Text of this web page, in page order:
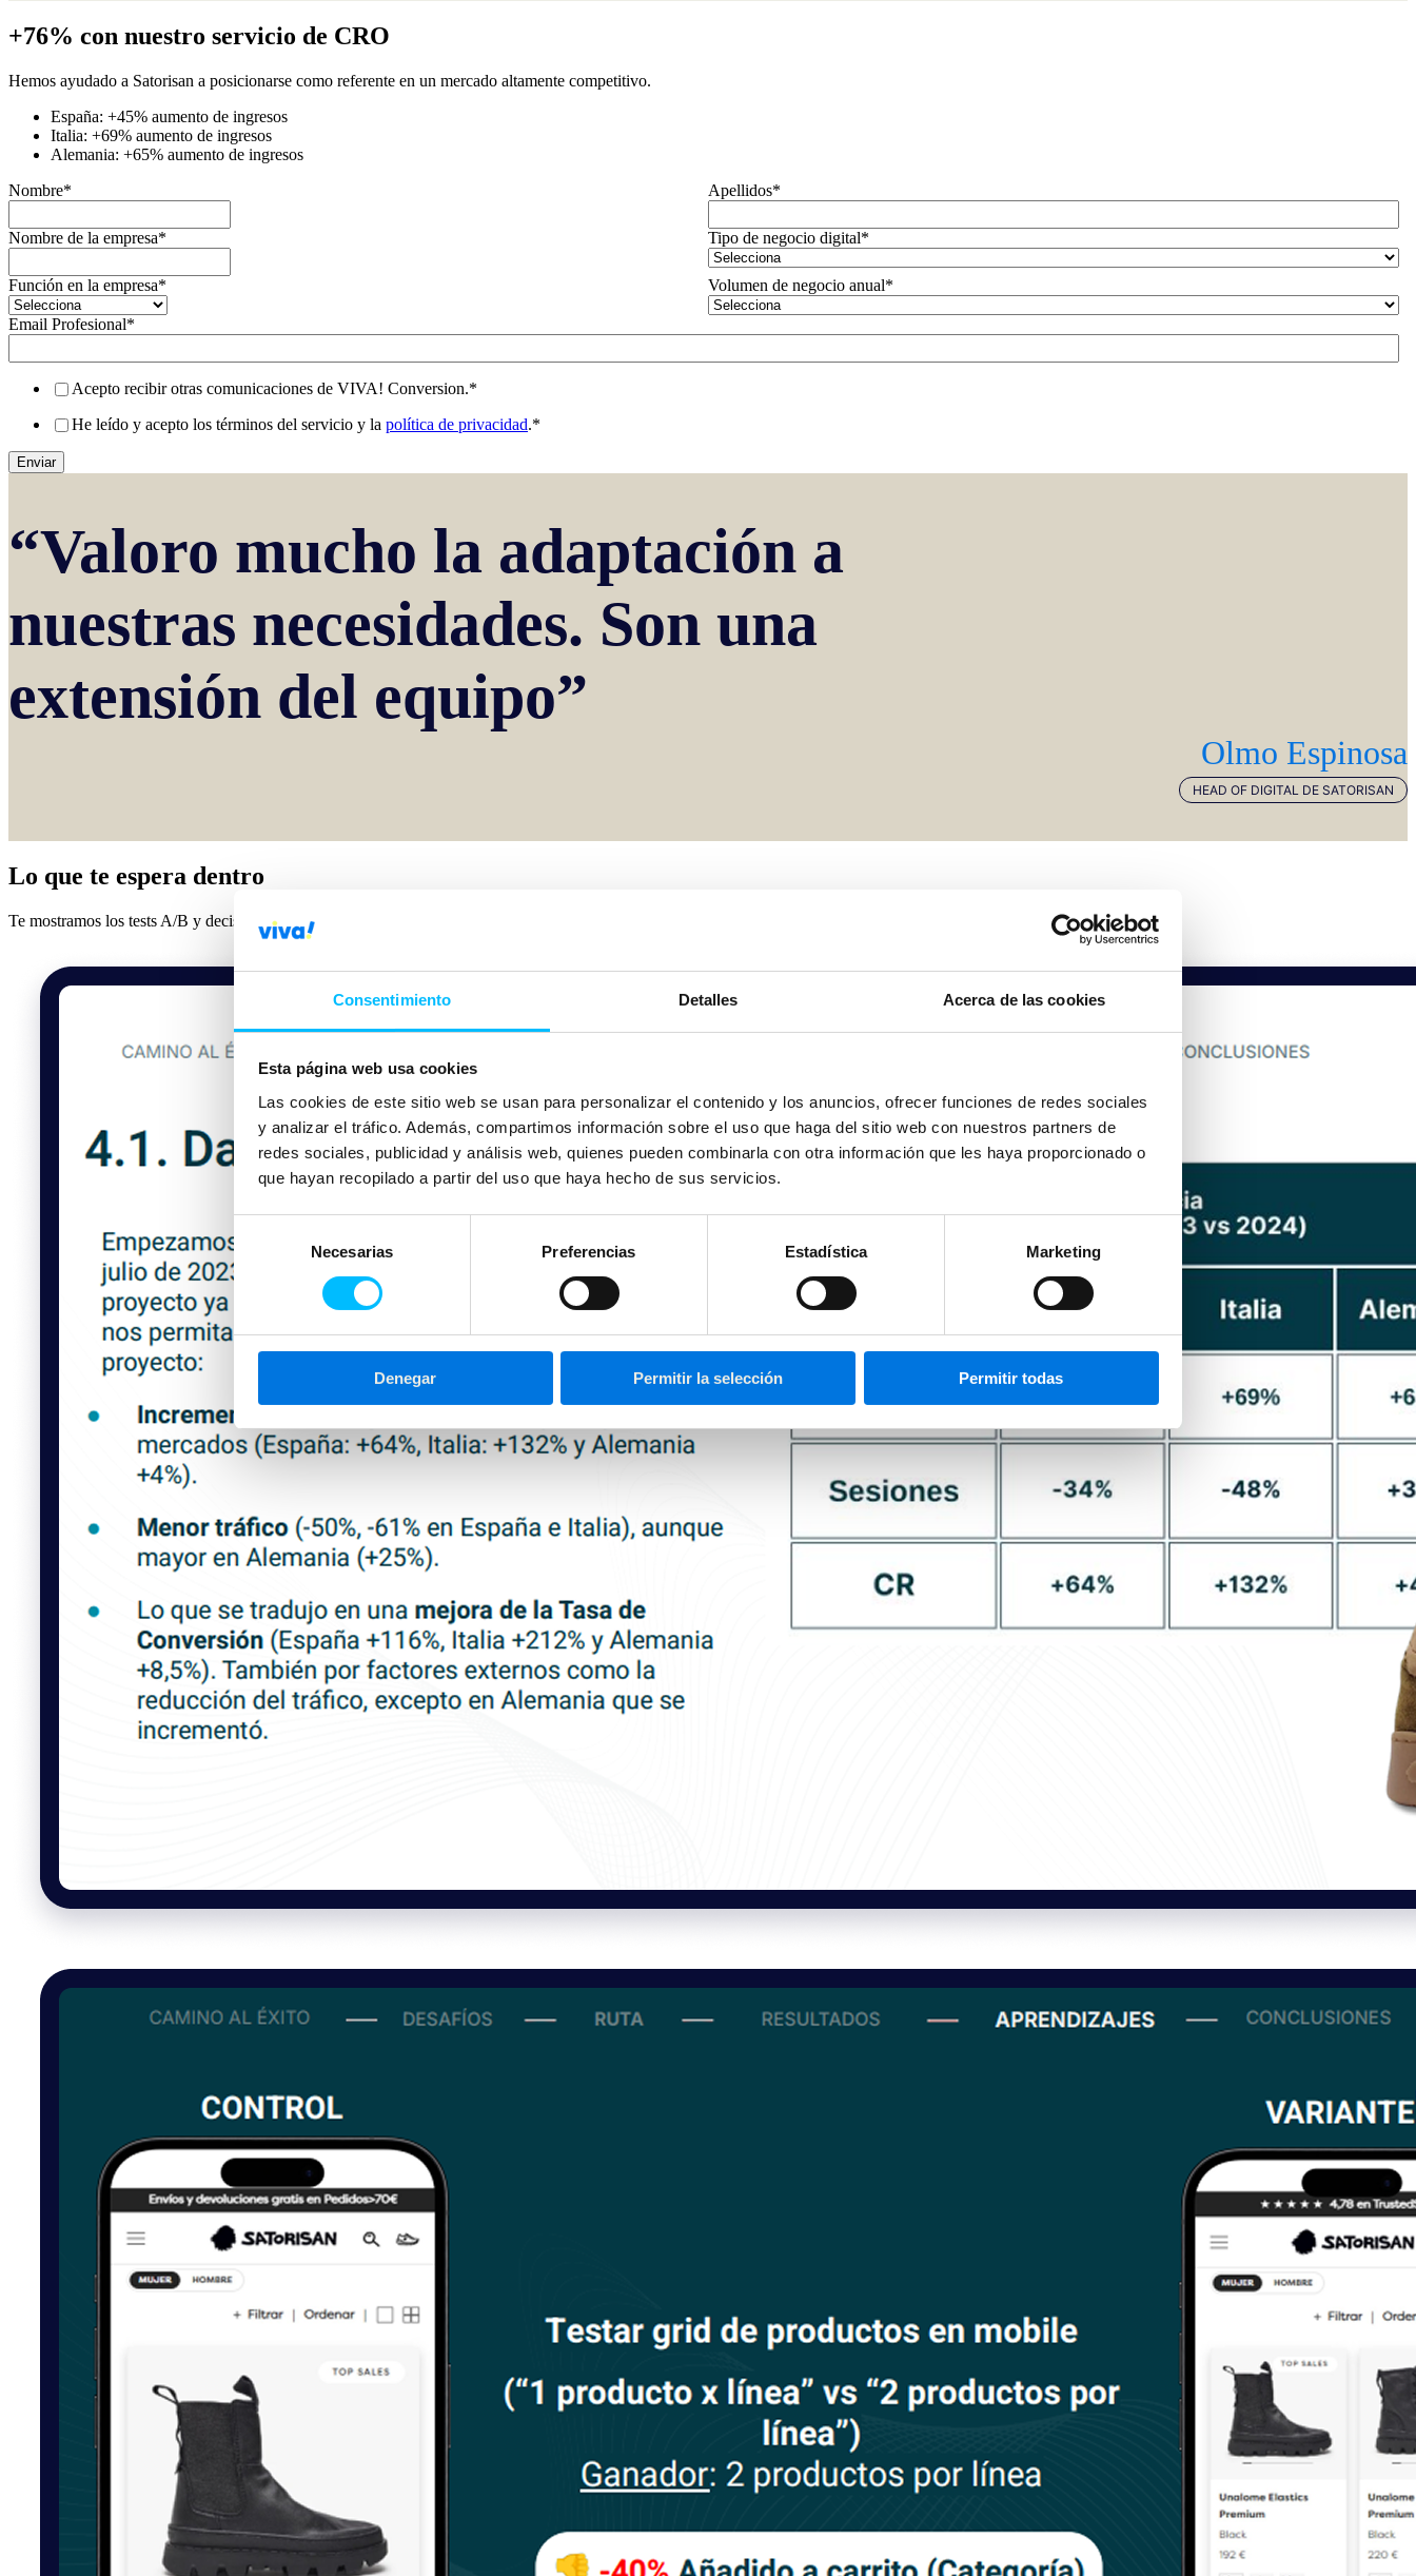
Consentimiento Detalles Acerca de las cookies
Esta página web usa cookies
Las cookies de este sitio web se usan para personalizar el contenido y los anuncios, ofrecer funciones de redes sociales
y analizar el tráfico. Además, compartimos información sobre el uso que haga del sitio web con nuestros partners de
redes sociales, publicidad y análisis web, quienes pueden combinarla con otra información que les haya proporcionado o
que hayan recopilado a partir del uso que haya hecho de sus servicios.
de
consentimiento
Necesarias Preferencias Estadística Marketing
Denegar Permitir la selección Permitir todas
+76% con nuestro servicio de CRO
Hemos ayudado a Satorisan a posicionarse como referente en un mercado altamente competitivo.
España: +45% aumento de ingresos
Italia: +69% aumento de ingresos
Alemania: +65% aumento de ingresos
Nombre* Apellidos*
Nombre de la empresa* Tipo de negocio digital*
Función en la empresa* Volumen de negocio anual*
Email Profesional*
Acepto recibir otras comunicaciones de VIVA! Conversion.*
He leído y acepto los términos del servicio y la política de privacidad.*
“Valoro mucho la adaptación a
nuestras necesidades. Son una
extensión del equipo”
Olmo Espinosa
HEAD OF DIGITAL DE SATORISAN
Lo que te espera dentro
Te mostramos los tests A/B y decisiones basadas en datos que tomamos para generar resultados medibles y sostenibles.